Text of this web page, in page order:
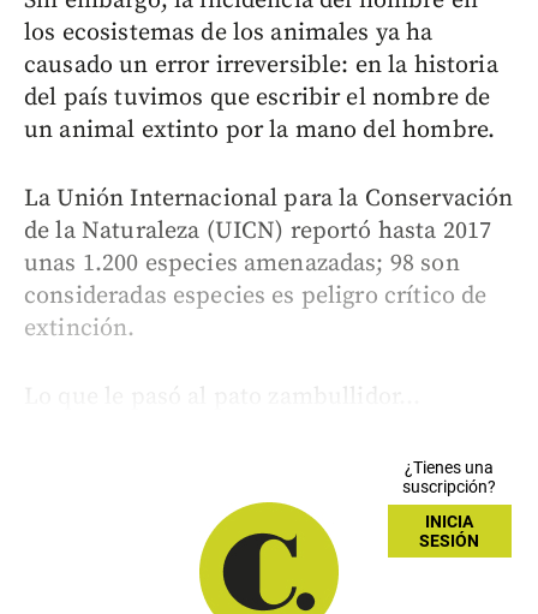
los ecosistemas de los animales ya ha
causado un error irreversible: en la historia
del país tuvimos que escribir el nombre de
un animal extinto por la mano del hombre.
La Unión Internacional para la Conservación
de la Naturaleza (UICN) reportó hasta 2017
unas 1.200 especies amenazadas; 98 son
consideradas especies es peligro crítico de
extinción.
Lo que le pasó al pato zambullidor...
¿Tienes una
suscripción?
INICIA
SESIÓN